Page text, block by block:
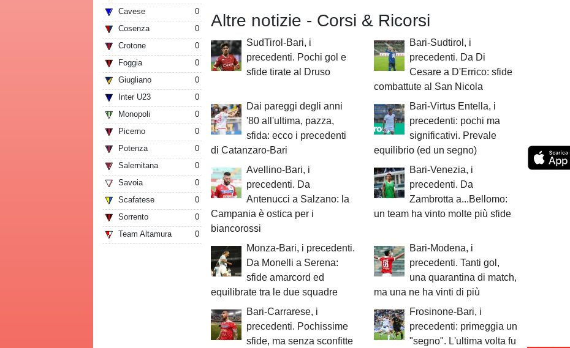
Cavese
0
Cosenza
0
Crotone
0
Foggia
0
Giugliano
0
Inter U23
0
Monopoli
0
Picerno
0
Potenza
0
Salernitana
0
Savoia
0
Scafatese
0
Sorrento
0
Team Altamura
0
Altre notizie - Corsi & Ricorsi
SudTirol-Bari, i
precedenti. Pochi gol e
sfide tirate al Druso
Bari-Sudtirol, i
precedenti. Da Di
Cesare a D'Errico: sfide
combattute al San Nicola
Dai pareggi degli anni
'80 all'ultima, pazza,
sfida: ecco i precedenti
di Catanzaro-Bari
Bari-Virtus Entella, i
precedenti: pochi ma
significativi. Prevale
equilibrio (ed un segno)
Avellino-Bari, i
precedenti. Da
Antenucci a Salzano: la
Campania è ostica per i
biancorossi
Bari-Venezia, i
precedenti. Da
Zambrotta a...Bellomo:
un team ha vinto molte più sfide
Monza-Bari, i precedenti.
Da Monelli a Serena:
sfide amarcord ed
equilibrate tra le due squadre
Bari-Modena, i
precedenti. Tanti gol,
una quarantina di match,
ma una ne ha vinti di più
Bari-Carrarese, i
precedenti. Pochissime
sfide, ma senza sconfitte
Frosinone-Bari, i
precedenti: primeggia un
"segno". L'ultima volta fu